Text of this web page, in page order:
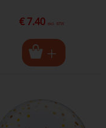
€ 7.40 excl. BTW